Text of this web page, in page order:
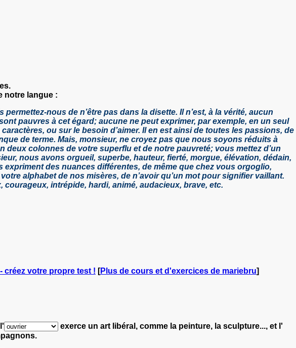
notre langue :
nous de n’être pas dans la disette. Il n’est, à la vérité, aucun
pauvres à cet égard; aucune ne peut exprimer, par exemple, en un seul
ou sur le besoin d’aimer. Il en est ainsi de toutes les passions, de
de terme. Mais, monsieur, ne croyez pas que nous soyons réduits à
colonnes de votre superflu et de notre pauvreté; vous mettez d’un
nous avons orgueil, superbe, hauteur, fierté, morgue, élévation, dédain,
des nuances différentes, de même que chez vous orgoglio,
alphabet de nos misères, de n’avoir qu’un mot pour signifier vaillant.
intrépide, hardi, animé, audacieux, brave, etc.
créez votre propre test ! [Plus de cours et d'exercices de mariebru]
l' exerce un art libéral, comme la peinture, la sculpture..., et l'